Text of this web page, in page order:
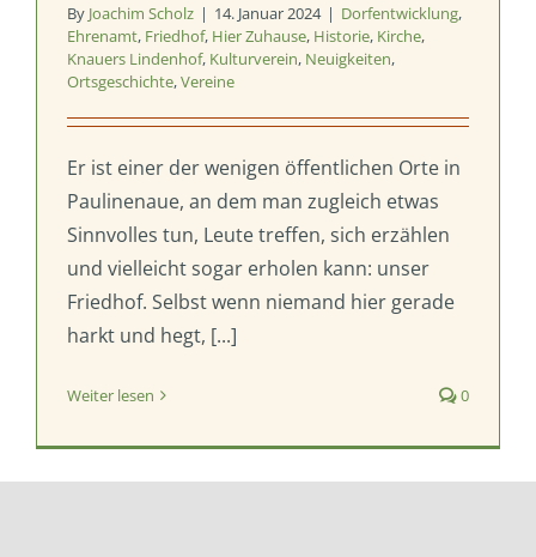
By Joachim Scholz | 14. Januar 2024 | Dorfentwicklung,
Ehrenamt, Friedhof, Hier Zuhause, Historie, Kirche,
Knauers Lindenhof, Kulturverein, Neuigkeiten,
Ortsgeschichte,Vereine
Er ist einer der wenigen öffentlichen Orte in
Paulinenaue, an dem man zugleich etwas
Sinnvolles tun, Leute treffen, sich erzählen
und vielleicht sogar erholen kann: unser
Friedhof. Selbst wenn niemand hier gerade
harkt und hegt, [...]
Weiter lesen 0